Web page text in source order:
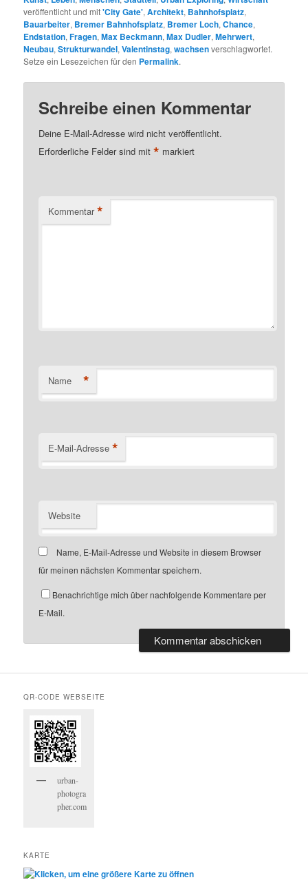
veröffentlicht und mit'City Gate',Architekt, Bahnhofsplatz,
Bauarbeiter, Bremer Bahnhofsplatz, Bremer Loch,Chance,
Endstation,Fragen,Max Beckmann,Max Dudler,Mehrwert,
Neubau,Strukturwandel,Valentinstag,wachsenverschlagwortet.
Setze ein Lesezeichen für den Permalink.
Schreibe einen Kommentar
Deine E-Mail-Adresse wird nicht veröffentlicht.
Erforderliche Felder sind mit* markiert
Kommentar *
Name *
E-Mail-Adresse *
Website
Name, E-Mail-Adresse und Website in diesem Browser
für meinen nächsten Kommentar speichern.
Benachrichtige mich über nachfolgende Kommentare per
E-Mail.
QR-CODE WEBSEITE
urban-
photogra
pher.com
KARTE